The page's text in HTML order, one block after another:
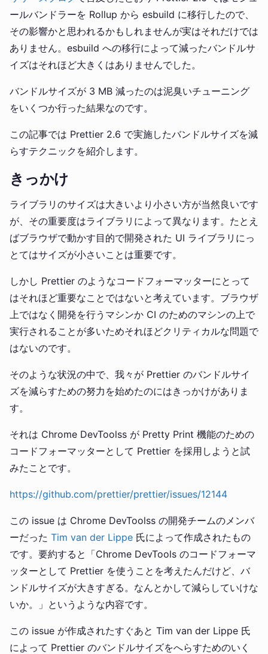
ールバンドラーを Rollup から esbuild に移行したので、
その影響かと思われるかもしれませんが実はそれだけでは
ありません。esbuild への移行によって減ったバンドルサ
イズはそれほど大きくはありませんでした。
バンドルサイズが 3 MB 減ったのは泥臭いチューニング
をいくつか行った結果なのです。
この記事では Prettier 2.6 で実施したバンドルサイズを減
らすテクニックを紹介します。
きっかけ
ライブラリのサイズは大きいより小さい方が当然良いです
が、その重要度はライブラリによって異なります。たとえ
ばブラウザで動かす目的で開発された UI ライブラリにっ
とてはサイズが小さいことは重要です。
しかし Prettier のようなコードフォーマッターにとって
はそれほど重要なことではないと考えています。ブラウザ
上ではなく開発を行うマシンか CI のためのマシンの上で
実行されることが多いためそれほどクリティカルな問題で
はないのです。
そのような状況の中で、我々が Prettier のバンドルサイ
ズを減らすための努力を始めたのにはきっかけがありま
す。
それは Chrome DevToolss が Pretty Print 機能のための
コードフォーマッターとして Prettier を採用しようと試
みたことです。
https://github.com/prettier/prettier/issues/12144
この issue は Chrome DevToolss の開発チームのメンバ
ーだった Tim van der Lippe 氏によって作成されたもの
です。要約すると「Chrome DevTools のコードフォーマ
ッターとして Prettier を使うことを考えたんだけど、バ
ンドルサイズが大きすぎる。なんとかして減らしていけな
いか。」というような内容です。
この issue が作成されたすぐあと Tim van der Lippe 氏
によって Prettier のバンドルサイズをへらすためのいく